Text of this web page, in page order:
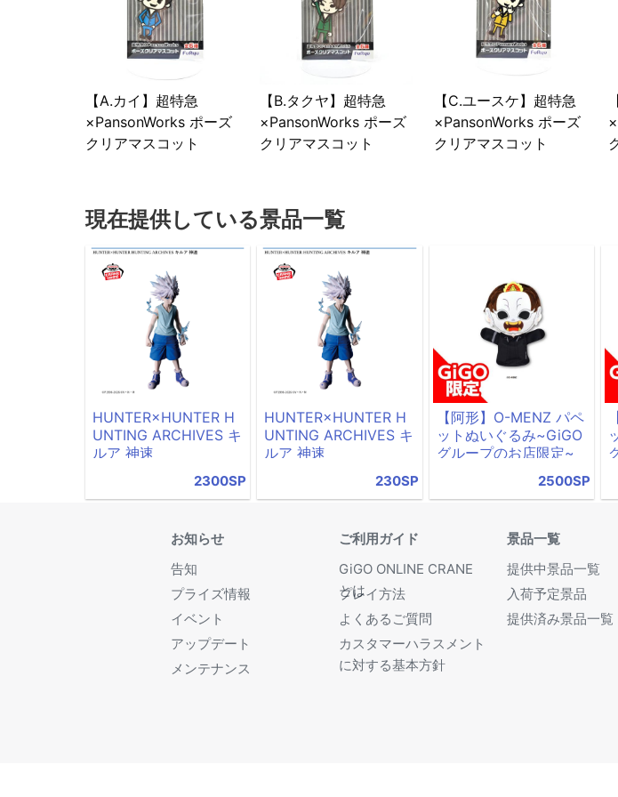
【A.カイ】超特急
×PansonWorks ポーズ
クリアマスコット
【B.タクヤ】超特急
×PansonWorks ポーズ
クリアマスコット
【C.ユースケ】超特急
×PansonWorks ポーズ
クリアマスコット
現在提供している景品一覧
HUNTER×HUNTER H
UNTING ARCHIVES キ
ルア 神速
2300SP
HUNTER×HUNTER H
UNTING ARCHIVES キ
ルア 神速
230SP
【阿形】O-MENZ パペ
ットぬいぐるみ~GiGO
グループのお店限定~
2500SP
お知らせ
告知
プライズ情報
イベント
アップデート
メンテナンス
ご利用ガイド
GiGO ONLINE CRANE
とは
プレイ方法
よくあるご質問
カスタマーハラスメント
に対する基本方針
景品一覧
提供中景品一覧
入荷予定景品
提供済み景品一覧